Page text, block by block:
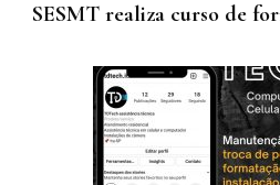
SESMT realiza curso de